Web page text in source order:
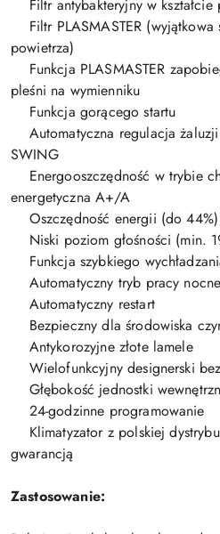
Filtr antybakteryjny w kształcie
Filtr PLASMASTER (wyjątkowa
powietrza)
Funkcja PLASMASTER
pleśni na wymienniku
Funkcja gorącego startu
Automatyczna regulacja
SWING
Energooszczędność w trybie
energetyczna A+/A
Oszczędność energii (do 44%)
Niski poziom głośności (min.
Funkcja szybkiego
Automatyczny tryb pracy
Automatyczny restart
Bezpieczny dla środowiska
Antykorozyjne złote lamele
Wielofunkcyjny designerski
Głębokość jednostki
24-godzinne programowanie
Klimatyzator z polskiej
gwarancją
Zastosowanie: